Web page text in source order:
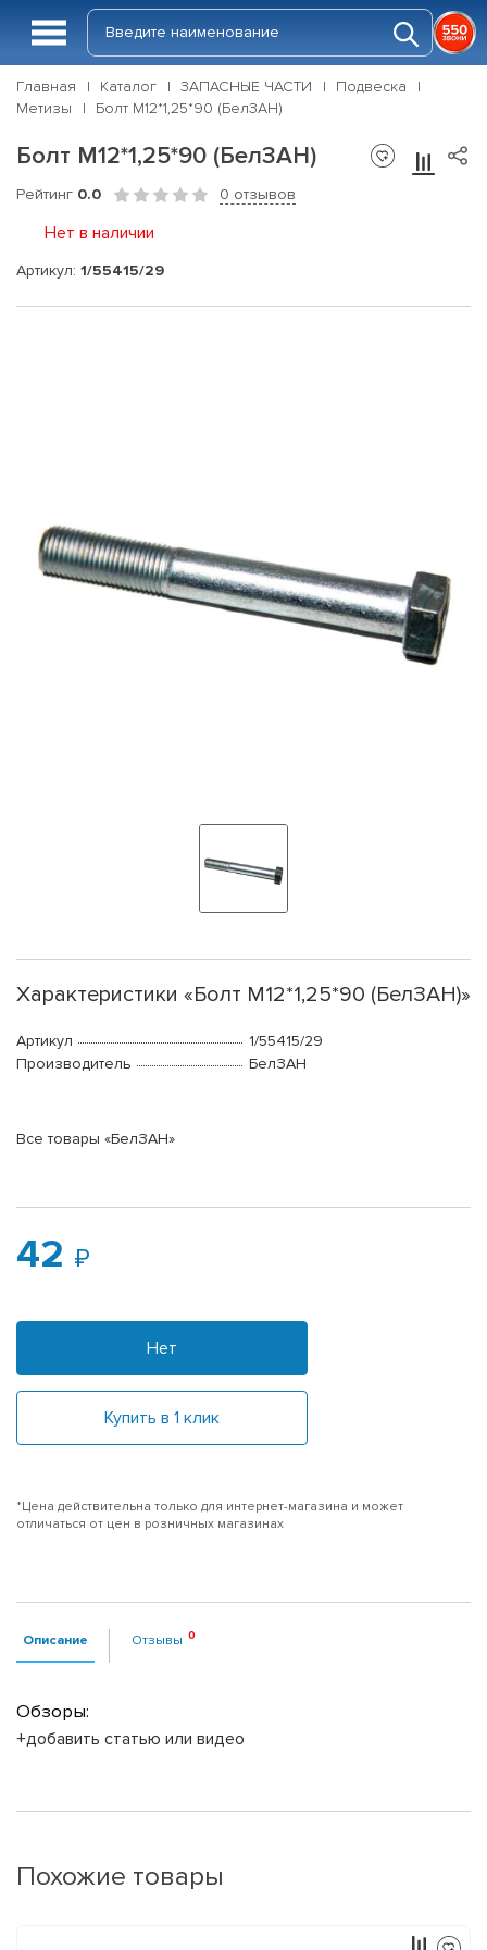
Главная Каталог ЗАПАСНЫЕ ЧАСТИ
Подвеска
Метизы
Болт М12*1,25*90 (БелЗАН)
Болт М12*1,25*90 (БелЗАН)
Рейтинг 0.0 0 отзывов
Нет в наличии
Артикул: 1/55415/29
Характеристики «Болт М12*1,25*90 (БелЗАН)»
Артикул
1/55415/29
Производитель
БелЗАН
Все товары «БелЗАН»
42
Нет
Купить в 1 клик
*Цена действительна только для интернет-магазина и может
отличаться от цен в розничных магазинах
Описание Отзывы
Обзоры:
+добавить статью или видео
Похожие товары